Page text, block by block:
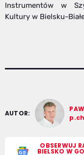
Instrumentów w
Kultury w Bielsku-
AUTOR:
OBSERWUJ
BIELSKO W